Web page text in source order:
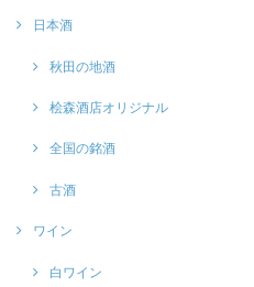
日本酒
秋田の地酒
桧森酒店オリジナル
全国の銘酒
古酒
ワイン
白ワイン